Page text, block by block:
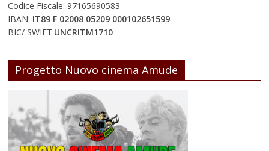
Codice Fiscale: 97165690583
IBAN: IT89 F 02008 05209 000102651599
BIC/ SWIFT:UNCRITM1710
Progetto Nuovo cinema Amude